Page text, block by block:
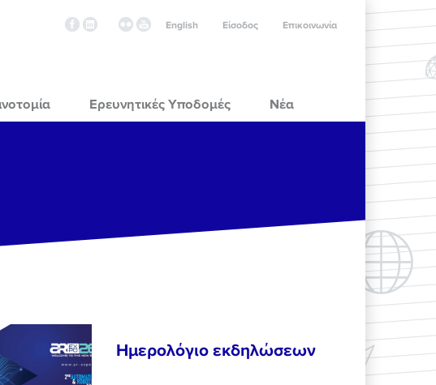
Επικοινωνία
Είσοδος
English
Ερευνητικές Υποδομές Νέα
Ημερολόγιο εκδηλώσεων